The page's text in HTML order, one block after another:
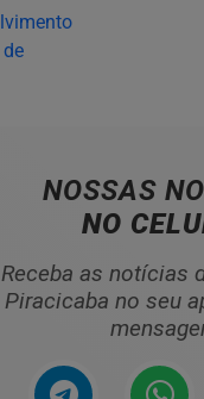
NOSSAS
NO
Receba as notícias
Piracicaba no seu